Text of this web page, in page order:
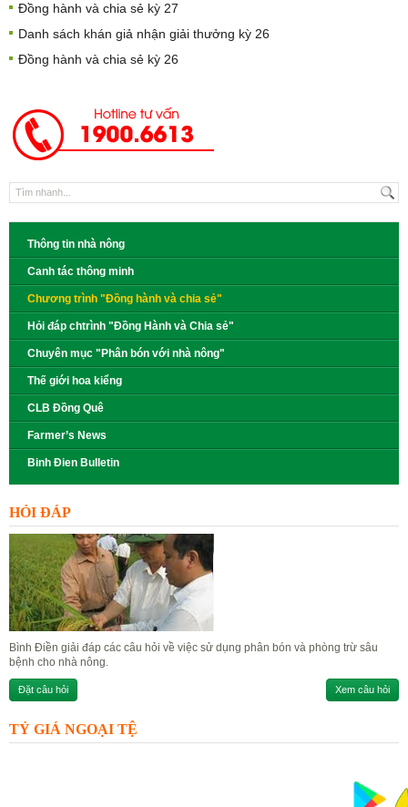
Đồng hành và chia sẻ kỳ 27
Danh sách khán giả nhận giải thưởng kỳ 26
Đồng hành và chia sẻ kỳ 26
Thông tin nhà nông
Canh tác thông minh
Chương trình "Đồng hành và chia sẻ"
Hỏi đáp chtrình "Đồng Hành và Chia sẻ"
Chuyên mục "Phân bón với nhà nông"
Thế giới hoa kiểng
CLB Đồng Quê
Farmer’s News
Binh Đien Bulletin
HỎI ĐÁP
Bình Điền giải đáp các câu hỏi về việc sử dụng phân bón và phòng trừ sâu
bệnh cho nhà nông.
Đặt câu hỏi Xem câu hỏi
TỶ GIÁ NGOẠI TỆ